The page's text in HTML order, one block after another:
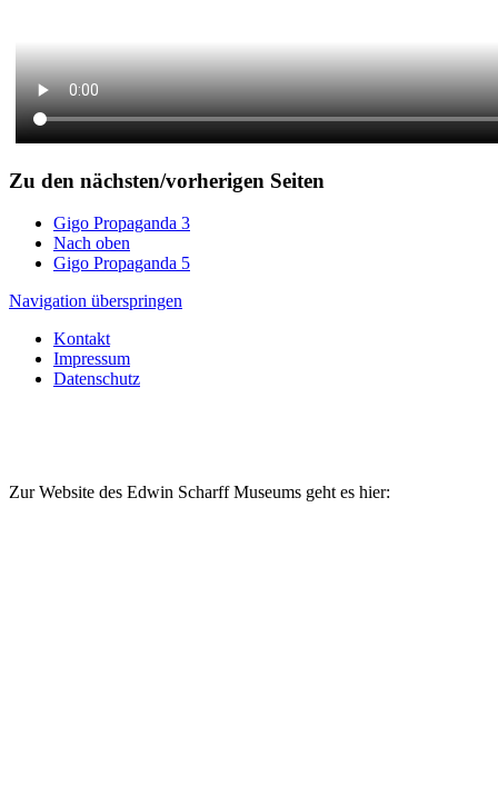
Zu den nächsten/vorherigen Seiten
Gigo Propaganda 3
Nach oben
Gigo Propaganda 5
Navigation überspringen
Kontakt
Impressum
Datenschutz
Zur Website des Edwin Scharff Museums geht es hier: